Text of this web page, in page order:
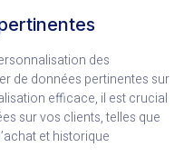
des
de données pertinentes sur
efficace, il est crucial
sur vos clients, telles que
et historique